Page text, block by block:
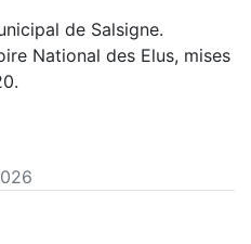
de Salsigne.
National des Elus, mises